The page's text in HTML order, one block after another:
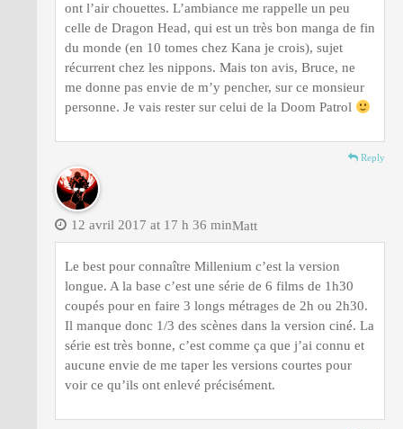
ont l’air chouettes. L’ambiance me rappelle un peu
celle de Dragon Head, qui est un très bon manga de fin
du monde (en 10 tomes chez Kana je crois), sujet
récurrent chez les nippons. Mais ton avis, Bruce, ne
me donne pas envie de m’y pencher, sur ce monsieur
personne. Je vais rester sur celui de la Doom Patrol
Reply
Matt
12 avril 2017 at 17 h 36 min
Le best pour connaître Millenium c’est la version
longue. A la base c’est une série de 6 films de 1h30
coupés pour en faire 3 longs métrages de 2h ou 2h30.
Il manque donc 1/3 des scènes dans la version ciné. La
série est très bonne, c’est comme ça que j’ai connu et
aucune envie de me taper les versions courtes pour
voir ce qu’ils ont enlevé précisément.